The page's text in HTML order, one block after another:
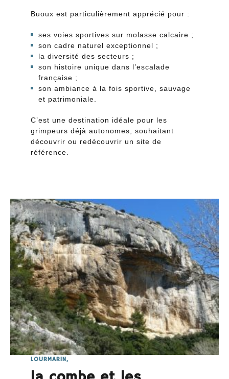
Buoux est particulièrement apprécié pour :
ses voies sportives sur molasse calcaire ;
son cadre naturel exceptionnel ;
la diversité des secteurs ;
son histoire unique dans l’escalade
française ;
son ambiance à la fois sportive, sauvage
et patrimoniale.
C’est une destination idéale pour les
grimpeurs déjà autonomes, souhaitant
découvrir ou redécouvrir un site de
référence.
LOURMARIN,